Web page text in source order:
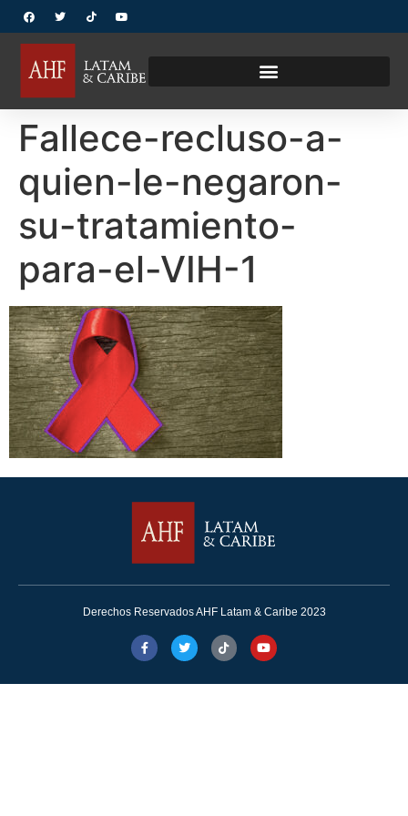
Fallece-recluso-a-
quien-le-negaron-
su-tratamiento-
para-el-VIH-1
Derechos Reservados AHF Latam & Caribe 2023